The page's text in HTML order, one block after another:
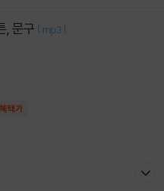
, 문구 [ mp3 ]
택가